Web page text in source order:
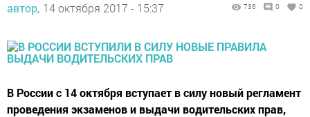
автор, 14 октября 2017 - 15:37 736 0 0
В России с 14 октября вступает в силу новый регламент
проведения экзаменов и выдачи водительских прав,